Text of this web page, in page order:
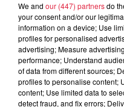
À Hoerdt, de l’eau
Depuis plusieurs jours,
l’eau brune s’écouler de
We and our (447) partnersdo
your consent and/or our
information on a device; Use
profiles for personalised
advertising; Measure
performance; Understand
of data from different sources;
profiles to personalise content;
content; Use limited data to
detect fraud, and fix errors;